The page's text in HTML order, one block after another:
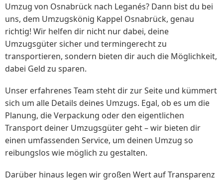
Umzug von Osnabrück nach Leganés? Dann bist du bei
uns, dem Umzugskönig Kappel Osnabrück, genau
richtig! Wir helfen dir nicht nur dabei, deine
Umzugsgüter sicher und termingerecht zu
transportieren, sondern bieten dir auch die Möglichkeit,
dabei Geld zu sparen.
Unser erfahrenes Team steht dir zur Seite und kümmert
sich um alle Details deines Umzugs. Egal, ob es um die
Planung, die Verpackung oder den eigentlichen
Transport deiner Umzugsgüter geht – wir bieten dir
einen umfassenden Service, um deinen Umzug so
reibungslos wie möglich zu gestalten.
Darüber hinaus legen wir großen Wert auf Transparenz